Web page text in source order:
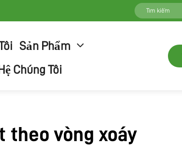
Sản Phẩm
Chúng Tôi
theo vòng xoáy